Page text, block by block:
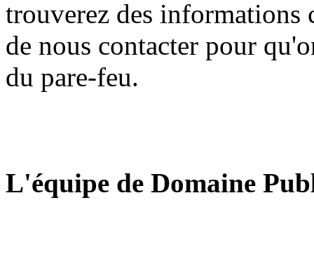
trouverez des informations
de nous contacter pour
du pare-feu.
L'équipe de Domaine